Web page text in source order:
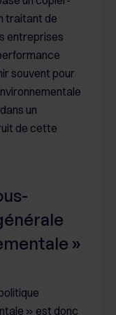
traitant de
entreprises
souvent pour
un
de cette
»
» est donc